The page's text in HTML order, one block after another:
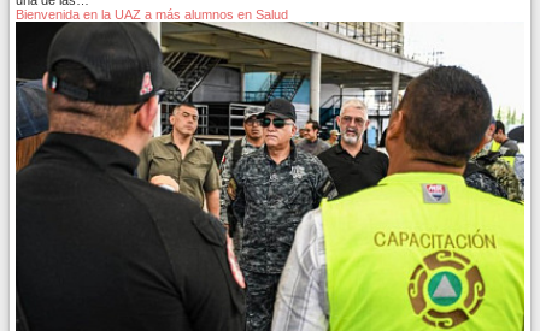
Bienvenida en la UAZ a más alumnos en Salud